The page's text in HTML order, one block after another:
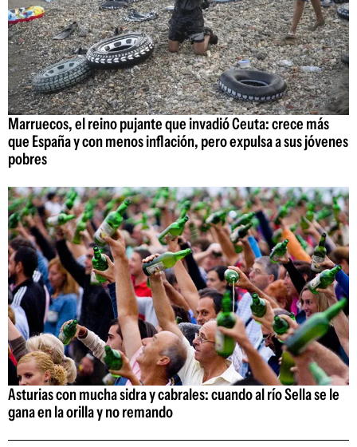
Marruecos, el reino pujante que invadió Ceuta: crece más
que España y con menos inflación, pero expulsa a sus jóvenes
pobres
Asturias con mucha sidra y cabrales: cuando al río Sella se le
gana en la orilla y no remando